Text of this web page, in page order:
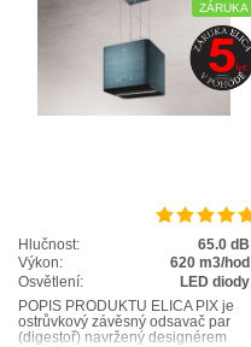
ZÁRUKA
Hlučnost:
65.0 dB
Výkon:
620 m3/hod
Osvětlení:
LED diody
POPIS PRODUKTU ELICA PIX je
ostrůvkový závěsný odsavač par
(digestoř) navržený designérem